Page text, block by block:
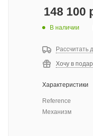
148 100
В наличии
Рассчитать
Хочу в
Характеристики
Reference
Механизм